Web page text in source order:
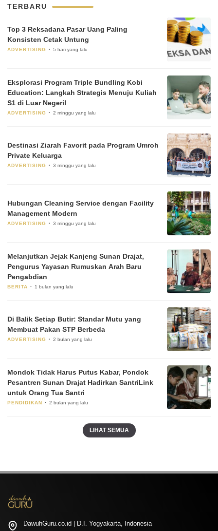
TERBARU
Top 3 Reksadana Pasar Uang Paling
Konsisten Cetak Untung
ADVERTISING 5 hari yang lalu
Eksplorasi Program Triple Bundling Kobi
Education: Langkah Strategis Menuju Kuliah
S1 di Luar Negeri!
ADVERTISING 2 minggu yang lalu
Destinasi Ziarah Favorit pada Program Umroh
Private Keluarga
ADVERTISING 3 minggu yang lalu
Hubungan Cleaning Service dengan Facility
Management Modern
ADVERTISING 3 minggu yang lalu
Melanjutkan Jejak Kanjeng Sunan Drajat,
Pengurus Yayasan Rumuskan Arah Baru
Pengabdian
BERITA 1 bulan yang lalu
Di Balik Setiap Butir: Standar Mutu yang
Membuat Pakan STP Berbeda
ADVERTISING 2 bulan yang lalu
Mondok Tidak Harus Putus Kabar, Pondok
Pesantren Sunan Drajat Hadirkan SantriLink
untuk Orang Tua Santri
PENDIDIKAN 2 bulan yang lalu
LIHAT SEMUA
DawuhGuru.co.id | D.I. Yogyakarta, Indonesia